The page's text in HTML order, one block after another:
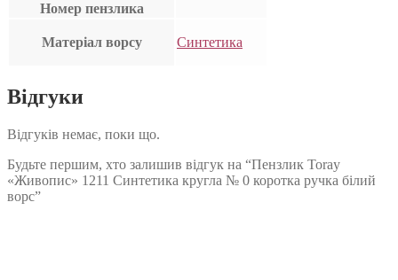
Номер пензлика
Матеріал ворсу Синтетика
Відгуки
Відгуків немає, поки що.
Будьте першим, хто залишив відгук на “Пензлик Toray
«Живопис» 1211 Синтетика кругла № 0 коротка ручка білий
ворс”